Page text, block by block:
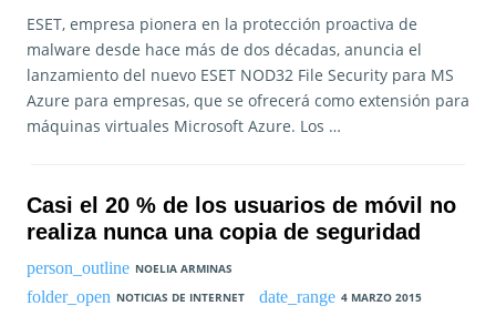
ESET, empresa pionera en la protección proactiva de
malware desde hace más de dos décadas, anuncia el
lanzamiento del nuevo ESET NOD32 File Security para MS
Azure para empresas, que se ofrecerá como extensión para
máquinas virtuales Microsoft Azure. Los …
Casi el 20 % de los usuarios de móvil no
realiza nunca una copia de seguridad
NOELIA ARMINAS
NOTICIAS DE INTERNET
4 MARZO 2015